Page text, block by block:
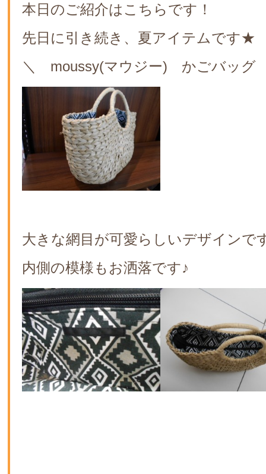
本日のご紹介はこちらです！
先日に引き続き、夏アイテムです★
＼ moussy(マウジー) かごバッ
大きな網目が可愛らしいデザインで
内側の模様もお洒落です♪